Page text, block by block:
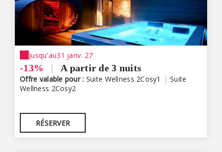
Jusqu'au31 janv. 27
-13% | A partir de 3 nuits
Offre valable pour : Suite Wellness 2Cosy1 | Suite
Wellness 2Cosy2
RÉSERVER